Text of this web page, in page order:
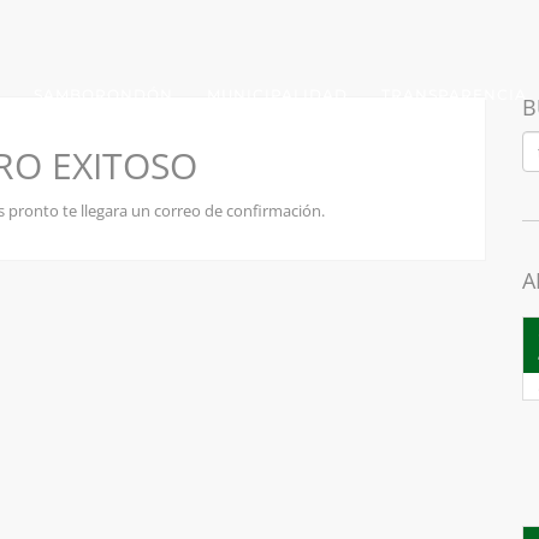
EXITOSO
pronto te llegara un correo de confirmación.